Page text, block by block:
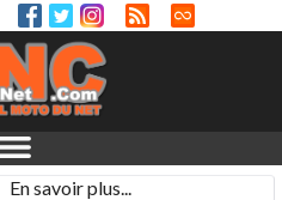
En savoir plus...